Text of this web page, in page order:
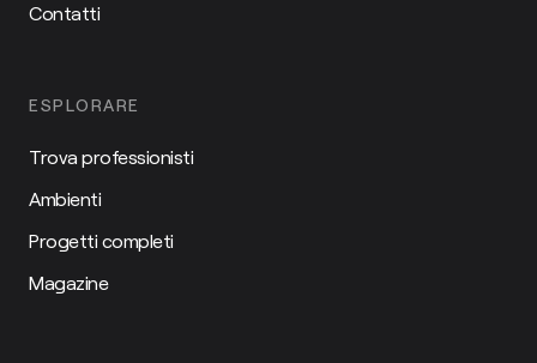
Contatti
ESPLORARE
Trova professionisti
Ambienti
Progetti completi
Magazine